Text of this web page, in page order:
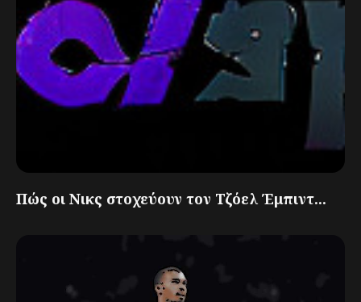
Πώς οι Νικς στοχεύουν τον Τζόελ Έμπιντ...